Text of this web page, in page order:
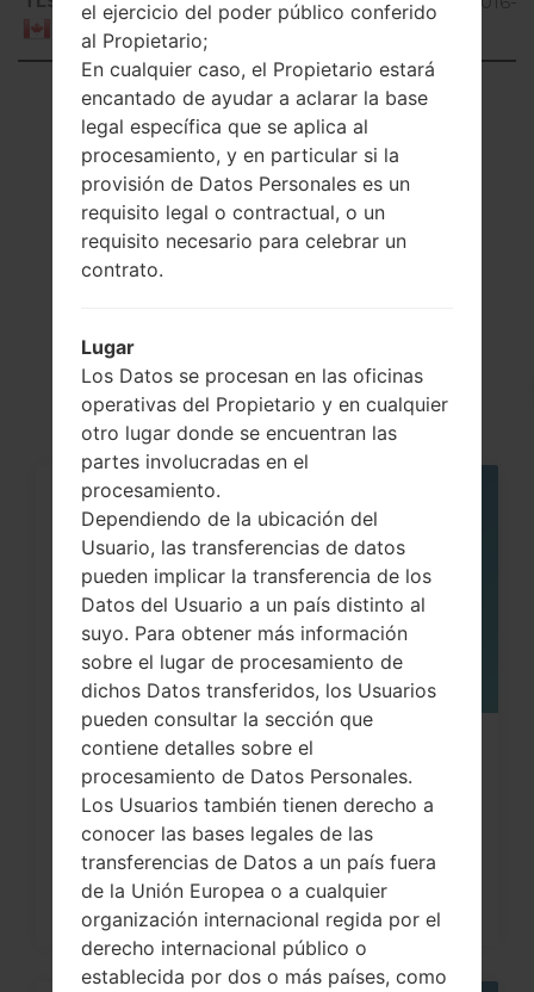
Canada
4.4.x
GiB
Showing 1 to 4 of 4 entries
Previous Next
LGD803(LGD803)
akaLG G2 LTE
Cómo hacer Reinicio Completo en
LG G3, G4, G5 , G7...
el ejercicio del poder público conferido
al Propietario;
En cualquier caso, el Propietario estará
encantado de ayudar a aclarar la base
legal específica que se aplica al
procesamiento, y en particular si la
provisión de Datos Personales es un
requisito legal o contractual, o un
requisito necesario para celebrar un
contrato.
Lugar
Los Datos se procesan en las oficinas
operativas del Propietario y en cualquier
otro lugar donde se encuentran las
partes involucradas en el
procesamiento.
Dependiendo de la ubicación del
Usuario, las transferencias de datos
pueden implicar la transferencia de los
Datos del Usuario a un país distinto al
suyo. Para obtener más información
sobre el lugar de procesamiento de
dichos Datos transferidos, los Usuarios
pueden consultar la sección que
contiene detalles sobre el
procesamiento de Datos Personales.
Los Usuarios también tienen derecho a
conocer las bases legales de las
transferencias de Datos a un país fuera
de la Unión Europea o a cualquier
organización internacional regida por el
derecho internacional público o
establecida por dos o más países, como